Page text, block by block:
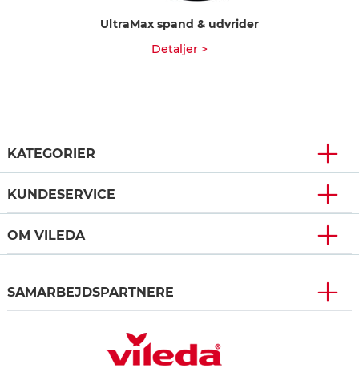
UltraMax spand & udvrider
Detaljer >
KATEGORIER
KUNDESERVICE
OM VILEDA
SAMARBEJDSPARTNERE